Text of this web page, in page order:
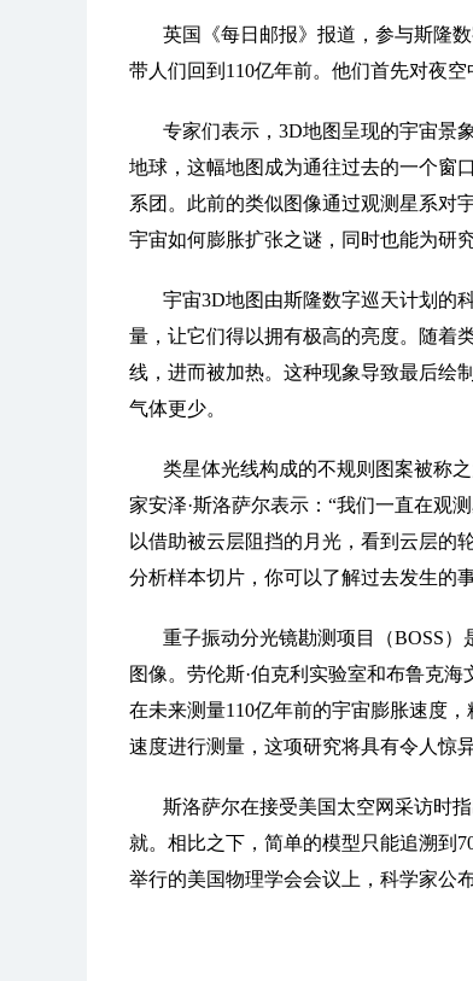
英国《每日邮报》报道，参与斯隆
带人们回到110亿年前。他们首先对夜
专家们表示，3D地图呈现的宇宙景
地球，这幅地图成为通往过去的一个窗
系团。此前的类似图像通过观测星系对
宇宙如何膨胀扩张之谜，同时也能为研
宇宙3D地图由斯隆数字巡天计划的
量，让它们得以拥有极高的亮度。随着
线，进而被加热。这种现象导致最后绘
气体更少。
类星体光线构成的不规则图案被称
家安泽·斯洛萨尔表示：“我们一直在观
以借助被云层阻挡的月光，看到云层的
分析样本切片，你可以了解过去发生的事
重子振动分光镜勘测项目（BOSS
图像。劳伦斯·伯克利实验室和布鲁克
在未来测量110亿年前的宇宙膨胀速度
速度进行测量，这项研究将具有令人惊
斯洛萨尔在接受美国太空网采访时
就。相比之下，简单的模型只能追溯到
举行的美国物理学会会议上，科学家公